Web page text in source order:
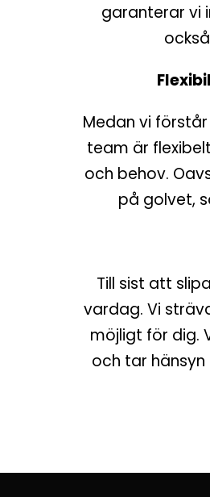
garanterar vi
Medan vi
team är
och behov.
på golvet,
Till sist att
vardag. Vi
möjligt för dig.
och tar